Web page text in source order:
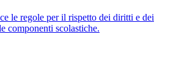
le regole per il rispetto dei diritti e dei
componenti scolastiche.